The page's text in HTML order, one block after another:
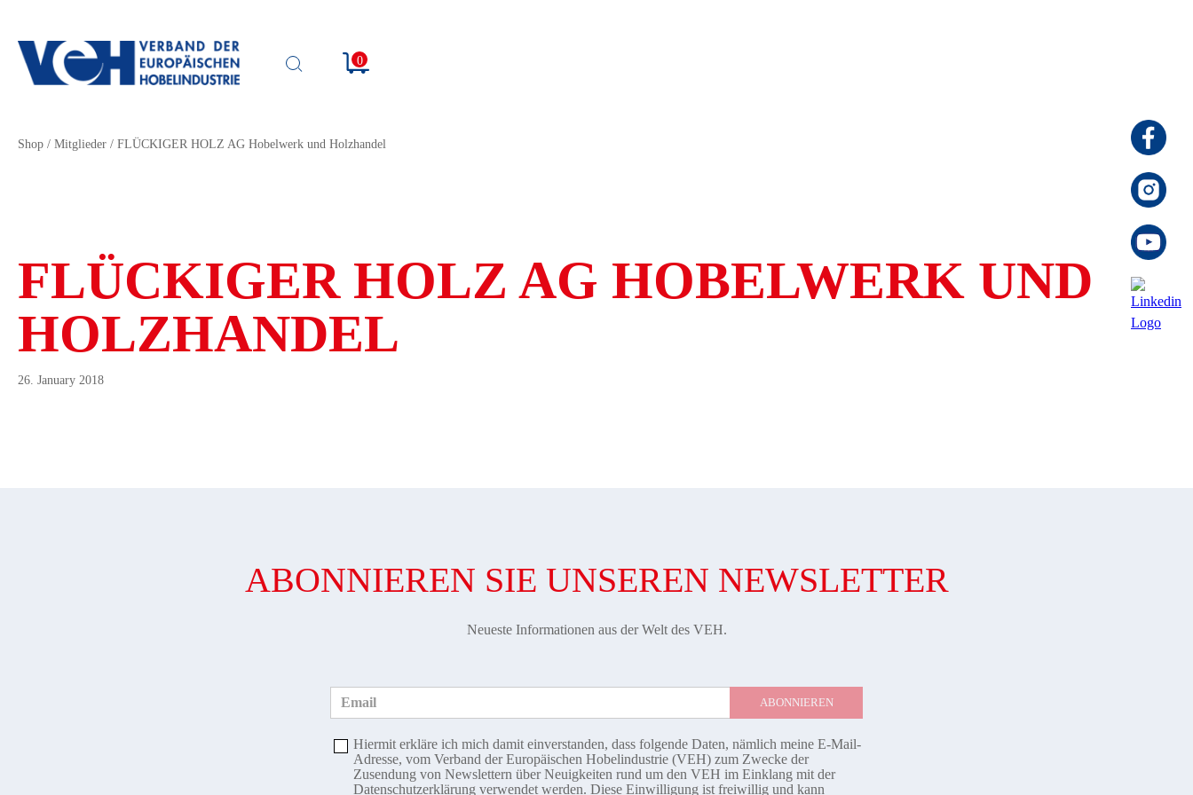
SUCHE
0
Shop / Mitglieder / FLÜCKIGER HOLZ AG Hobelwerk und Holzhandel
FLÜCKIGER HOLZ AG HOBELWERK UND
HOLZHANDEL
26. January 2018
ABONNIEREN SIE UNSEREN NEWSLETTER
Neueste Informationen aus der Welt des VEH.
Email
Hiermit erkläre ich mich damit einverstanden, dass folgende Daten, nämlich meine E-Mail-
Adresse, vom Verband der Europäischen Hobelindustrie (VEH) zum Zwecke der
Zusendung von Newslettern über Neuigkeiten rund um den VEH im Einklang mit der
Datenschutzerklärung verwendet werden. Diese Einwilligung ist freiwillig und kann